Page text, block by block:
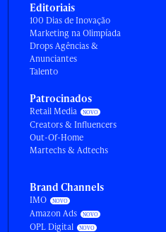
Editoriais
100 Dias de Inovação
Marketing na Olimpíada
Drops Agências &
Anunciantes
Talento
Patrocinados
Retail Media
Creators & Influencers
Out-Of-Home
Martechs & Adtechs
Brand Channels
IMO
Amazon Ads
OPL Digital